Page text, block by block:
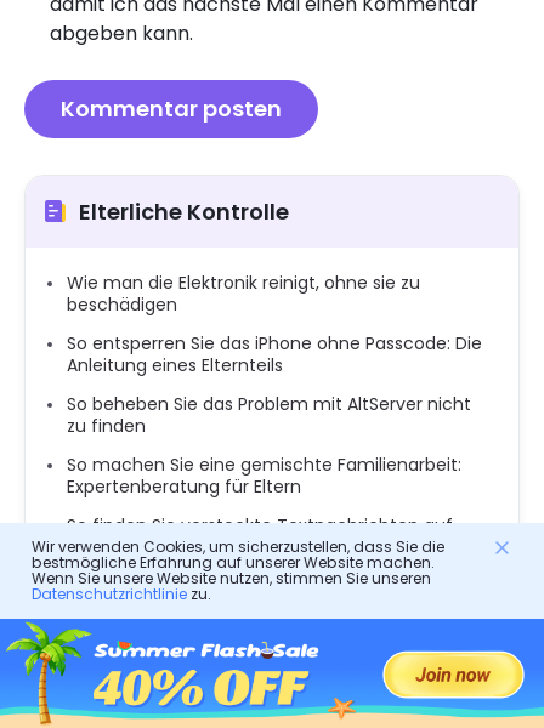
abgeben kann.
Elterliche Kontrolle
Wie man die Elektronik reinigt, ohne sie zu
beschädigen
So entsperren Sie das iPhone ohne Passcode: Die
Anleitung eines Elternteils
So beheben Sie das Problem mit AltServer nicht
zu finden
So machen Sie eine gemischte Familienarbeit:
Expertenberatung für Eltern
So finden Sie versteckte Textnachrichten auf
Android
Welche Schritte kann ich unternehmen, wenn
meine jungen Teenager Akte senden
So finden Sie die Skype -ID Ihres Kindes und
überwachen Sie Skype -Verwendung
So leiten Sie Textnachrichten auf Android:
Wir verwenden Cookies, um sicherzustellen, dass Sie die
bestmögliche Erfahrung auf unserer Website machen.
Wenn Sie unsere Website nutzen, stimmen Sie unseren
Datenschutzrichtliniezu.